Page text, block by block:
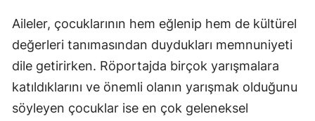
Aileler, çocuklarının hem eğlenip hem de kültürel
değerleri tanımasından duydukları memnuniyeti
dile getirirken. Röportajda birçok yarışmalara
katıldıklarını ve önemli olanın yarışmak olduğunu
söyleyen çocuklar ise en çok geleneksel